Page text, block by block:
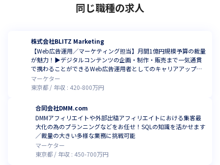
同じ職種の求人
株式会社BLITZ Marketing
【Web広告運用／マーケティング担当】月間1億円規模予算の裁量
が魅力！▶デジタルコンテンツの企画・制作・販売まで一気通貫
で携わることができるWeb広告運用者としてのキャリアアップを
目指しませんか？
マーケター
東京都
年収 : 420-800万円
合同会社DMM.com
DMMアフィリエイトや外部出稿アフィリエイトにおける集客最
大化の為のプランニングなどをお任せ！SQLの知識を活かせます
／裁量の大きい多様な業務に挑戦可能
マーケター
東京都
年収 : 450-700万円